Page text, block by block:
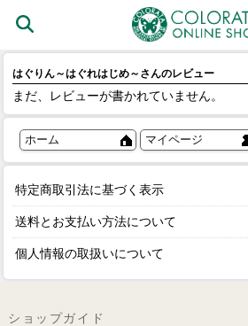
はぐりん～はぐれはじめ～さんのレビュー
まだ、レビューが書かれていません。
ホーム マイページ
特定商取引法に基づく表示
送料とお支払い方法について
個人情報の取扱いについて
ショップガイド